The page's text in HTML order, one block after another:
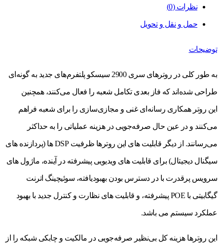
نظرات (0)
حمل و نقل و تحویل
توضیحات
به طور کلی در روترهای سری 2900 سیسکو پلتفرم‌های جدید به گونه‌ای
طراحی شده‌اند که فاز بعدی تکامل شعبه را فعال می‌کنند، همچنین
این روتر همکاری رسانه‌ای غنی و مجازی‌سازی را برای شعبه فراهم
می‌کنند و در عین حال صرفه‌جویی در هزینه عملیاتی را به حداکثر
می‌رسانند. از دیگر قابلیت های این روترها ظرفیت DSP ها (پردازنده های
سیگنال دیجیتال) برای قابلیت های ویدیویی پیشرفته در آینده، ماژول های
سرویس پرقدرت با در دسترس بودن بهبودیافته، سوئیچینگ اترنت
گیگابیتی با POE پیشرفته، و قابلیت های نظارت و کنترل جدید با بهبود
عملکرد سیستم می باشد.
این روترها هزینه کل بی‌نظیر صرفه‌جویی در مالکیت و چابکی شبکه را از